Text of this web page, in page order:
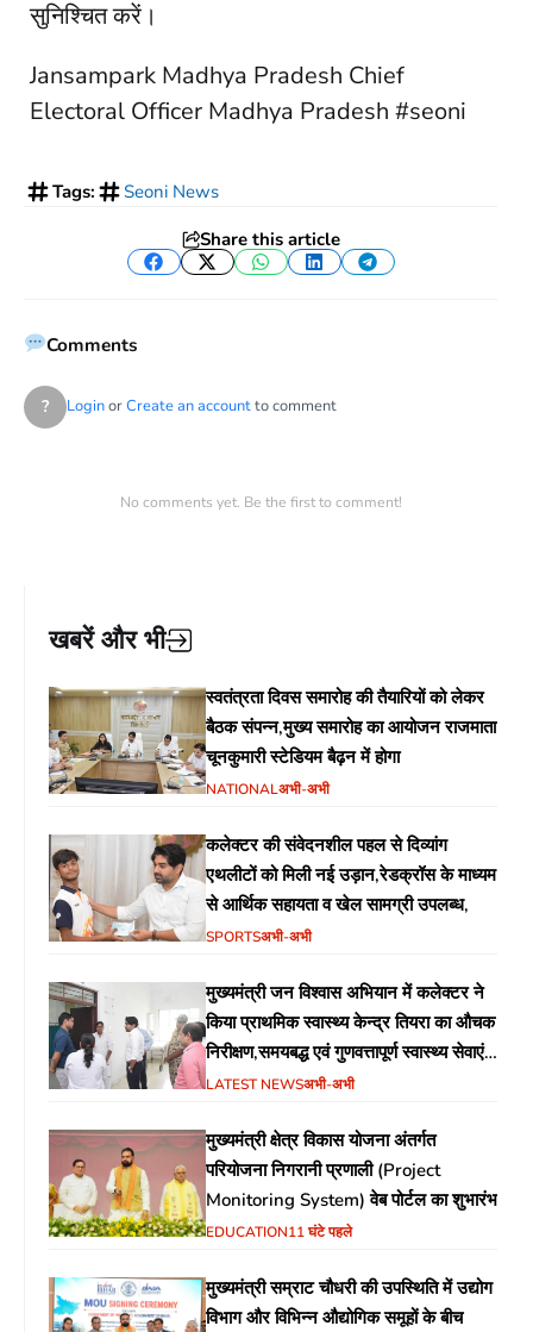
सुनिश्चित करें।
Jansampark Madhya Pradesh Chief
Electoral Officer Madhya Pradesh #seoni
Tags: Seoni News
Share this article
Facebook
TwitterWhatsApp
LinkedInTelegram
Comments
? LoginorCreate an accountto comment
No comments yet. Be the first to comment!
खबरें और भी
स्वतंत्रता दिवस समारोह की तैयारियों को लेकर
बैठक संपन्न,मुख्य समारोह का आयोजन राजमाता
चूनकुमारी स्टेडियम बैढ़न में होगा
NATIONALअभी-अभी
कलेक्टर की संवेदनशील पहल से दिव्यांग
एथलीटों को मिली नई उड़ान,रेडक्रॉस के माध्यम
से आर्थिक सहायता व खेल सामग्री उपलब्ध,
SPORTSअभी-अभी
मुख्यमंत्री जन विश्वास अभियान में कलेक्टर ने
किया प्राथमिक स्वास्थ्य केन्द्र तियरा का औचक
निरीक्षण,समयबद्ध एवं गुणवत्तापूर्ण स्वास्थ्य सेवाएं
सुनिश्चित करने के दिए निर्देश
LATEST NEWSअभी-अभी
मुख्यमंत्री क्षेत्र विकास योजना अंतर्गत
परियोजना निगरानी प्रणाली (Project
Monitoring System) वेब पोर्टल का शुभारंभ
EDUCATION11 घंटे पहले
मुख्यमंत्री सम्राट चौधरी की उपस्थिति में उद्योग
विभाग और विभिन्न औद्योगिक समूहों के बीच